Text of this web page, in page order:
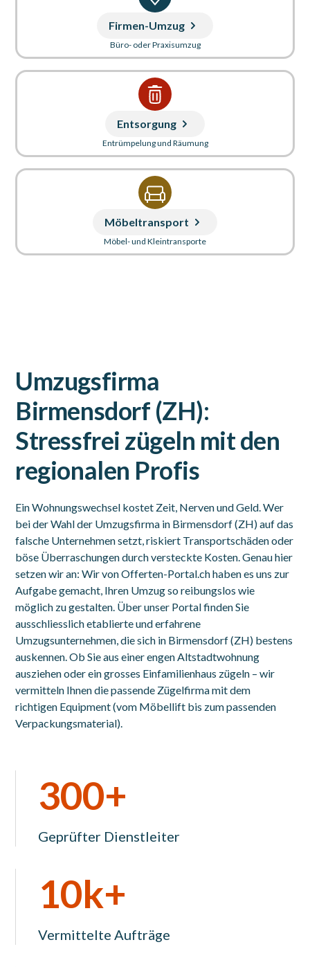
Firmen-Umzug
Büro- oder Praxisumzug
Entsorgung
Entrümpelung und Räumung
Möbeltransport
Möbel- und Kleintransporte
Umzugsfirma
Birmensdorf (ZH):
Stressfrei zügeln mit den
regionalen Profis
Ein Wohnungswechsel kostet Zeit, Nerven und Geld. Wer
bei der Wahl der Umzugsfirma in Birmensdorf (ZH) auf das
falsche Unternehmen setzt, riskiert Transportschäden oder
böse Überraschungen durch versteckte Kosten. Genau hier
setzen wir an: Wir von Offerten-Portal.ch haben es uns zur
Aufgabe gemacht, Ihren Umzug so reibungslos wie
möglich zu gestalten. Über unser Portal finden Sie
ausschliesslich etablierte und erfahrene
Umzugsunternehmen, die sich in Birmensdorf (ZH) bestens
auskennen. Ob Sie aus einer engen Altstadtwohnung
ausziehen oder ein grosses Einfamilienhaus zügeln – wir
vermitteln Ihnen die passende Zügelfirma mit dem
richtigen Equipment (vom Möbellift bis zum passenden
Verpackungsmaterial).
300+
Geprüfter Dienstleiter
10k+
Vermittelte Aufträge